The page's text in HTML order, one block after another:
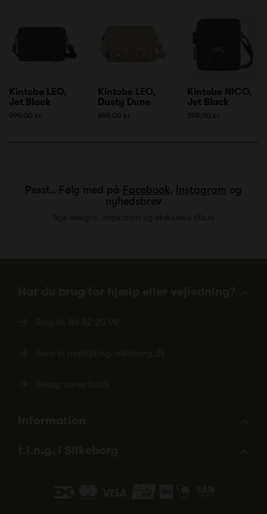
Kintobe LEO,
Jet Black
999,00 kr
Kintobe LEO,
Dusty Dune
999,00 kr
Kintobe NICO,
Jet Black
599,00 kr
Pssst.. Følg med på Facebook, Instagram og
nyhedsbrev
Nye designs, inspiration og eksklusive tilbud